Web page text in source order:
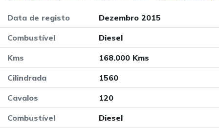
Data de registo Dezembro 2015
Combustível Diesel
Kms 168.000 Kms
Cilindrada 1560
Cavalos 120
Combustível Diesel